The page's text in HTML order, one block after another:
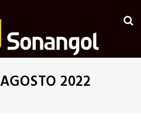
AGOSTO 2022